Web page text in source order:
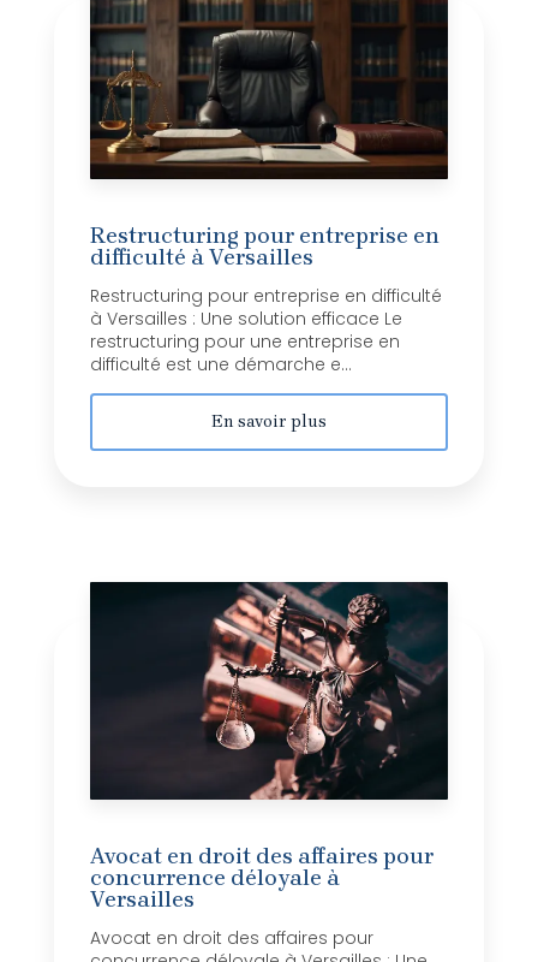
Restructuring pour entreprise en
difficulté à Versailles
Restructuring pour entreprise en difficulté
à Versailles : Une solution efficace Le
restructuring pour une entreprise en
difficulté est une démarche e...
En savoir plus
Avocat en droit des affaires pour
concurrence déloyale à
Versailles
Avocat en droit des affaires pour